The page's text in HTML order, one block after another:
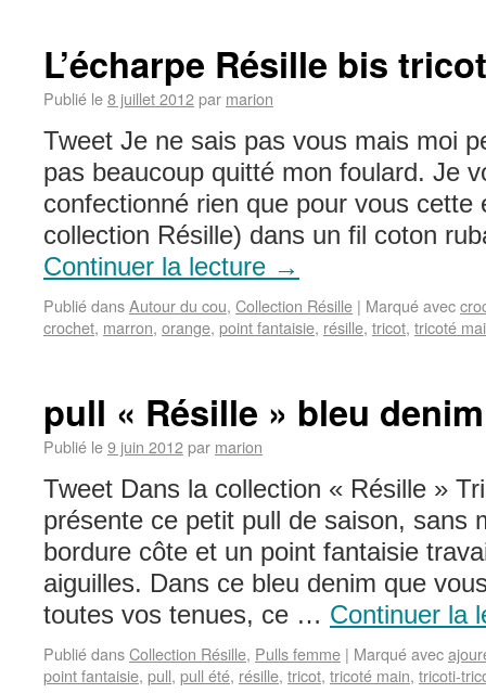
L’écharpe Résille bis
Publié le8 juillet 2012par marion
Tweet Je ne sais pas vous mais moi
pas beaucoup quitté mon foulard. Je
confectionné rien que pour vous cette
collection Résille) dans un fil coton
Continuer la lecture →
Publié dansAutour du cou, Collection Résille | Marqué avec
crochet, marron, orange, point fantaisie, résille, tricot, tricoté
pull « Résille » bleu
Publié le9 juin 2012par marion
Tweet Dans la collection « Résille »
présente ce petit pull de saison, sans
bordure côte et un point fantaisie
aiguilles. Dans ce bleu denim que
toutes vos tenues, ce … Continuer la
Publié dansCollection Résille, Pulls femme | Marqué avec
point fantaisie, pull, pull été, résille, tricot, tricoté main, tricoti-